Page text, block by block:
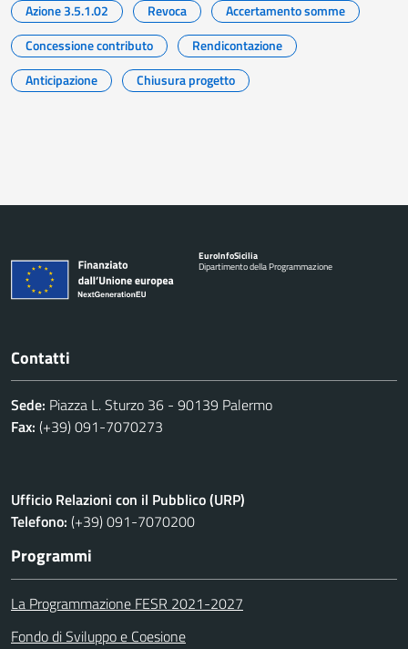
Azione 3.5.1.02
Revoca
Accertamento somme
Concessione contributo
Rendicontazione
Anticipazione
Chiusura progetto
EuroInfoSicilia
Dipartimento della Programmazione
Contatti
Sede: Piazza L. Sturzo 36 - 90139 Palermo
Fax: (+39) 091-7070273
Ufficio Relazioni con il Pubblico (URP)
Telefono: (+39) 091-7070200
Programmi
La Programmazione FESR 2021-2027
Fondo di Sviluppo e Coesione